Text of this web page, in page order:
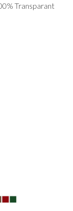
Transparant